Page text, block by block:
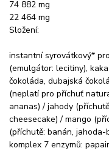
74 882 mg
22 464 mg
Složení:
instantní syrovátkový*
(emulgátor: lecitiny),
čokoláda, dubajská
(neplatí pro příchuť
ananas) / jahody
cheesecake) / mango
(příchutě: banán,
komplex 7 enzymů: